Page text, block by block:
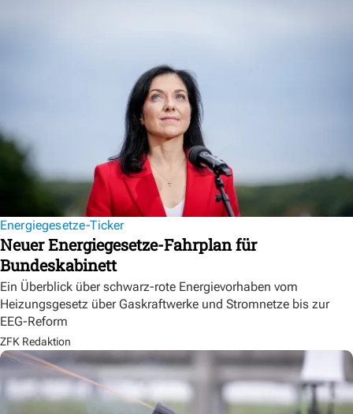
Energiegesetze-Ticker
Neuer Energiegesetze-Fahrplan für
Bundeskabinett
Ein Überblick über schwarz-rote Energievorhaben vom
Heizungsgesetz über Gaskraftwerke und Stromnetze bis zur
EEG-Reform
ZFK Redaktion